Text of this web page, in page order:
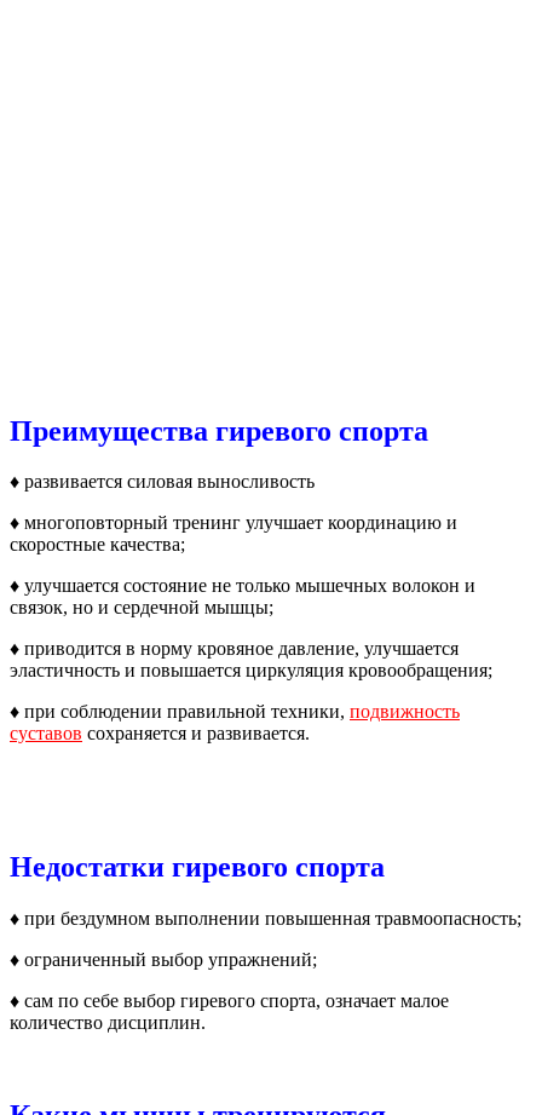
Преимущества гиревого спорта
♦ развивается силовая выносливость
♦ многоповторный тренинг улучшает координацию и
скоростные качества;
♦ улучшается состояние не только мышечных волокон и
связок, но и сердечной мышцы;
♦ приводится в норму кровяное давление, улучшается
эластичность и повышается циркуляция кровообращения;
♦ при соблюдении правильной техники, подвижность
суставов сохраняется и развивается.
Недостатки гиревого спорта
♦ при бездумном выполнении повышенная травмоопасность;
♦ ограниченный выбор упражнений;
♦ сам по себе выбор гиревого спорта, означает малое
количество дисциплин.